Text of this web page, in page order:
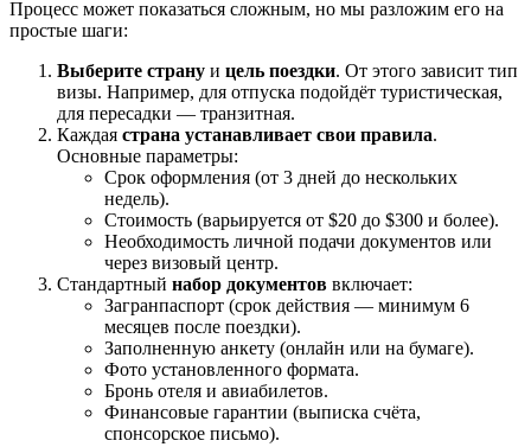
Процесс может показаться сложным, но мы разложим его на
простые шаги:
Выберите страну и цель поездки. От этого зависит тип
визы. Например, для отпуска подойдёт туристическая,
для пересадки — транзитная.
Каждая страна устанавливает свои правила.
Основные параметры:
Срок оформления (от 3 дней до нескольких
недель).
Стоимость (варьируется от $20 до $300 и более).
Необходимость личной подачи документов или
через визовый центр.
Стандартный набор документов включает:
Загранпаспорт (срок действия — минимум 6
месяцев после поездки).
Заполненную анкету (онлайн или на бумаге).
Фото установленного формата.
Бронь отеля и авиабилетов.
Финансовые гарантии (выписка счёта,
спонсорское письмо).